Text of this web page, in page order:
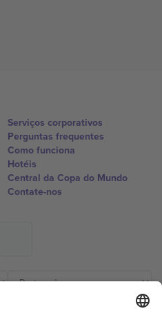
Serviços corporativos
Perguntas frequentes
Como funciona
Hotéis
Central da Copa do Mundo
Contate-nos